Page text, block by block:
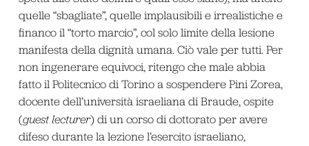
quelle “sbagliate”, quelle implausibili e irrealistiche e
financo il “torto marcio”, col solo limite della lesione
manifesta della dignità umana. Ciò vale per tutti. Per
non ingenerare equivoci, ritengo che male abbia
fatto il Politecnico di Torino a sospendere Pini Zorea,
docente dell’università israeliana di Braude, ospite
(guest lecturer) di un corso di dottorato per avere
difeso durante la lezione l’esercito israeliano,